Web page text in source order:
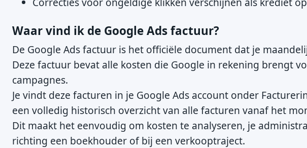
Waar vind ik de Google Ads factuur?
De Google Ads factuur is het officiële document dat je
Deze factuur bevat alle kosten die Google in rekening brengt
campagnes.
Je vindt deze facturen in je Google Ads account onder
een volledig historisch overzicht van alle facturen vanaf het
Dit maakt het eenvoudig om kosten te analyseren, je
richting een boekhouder of bij een verkooptraject.